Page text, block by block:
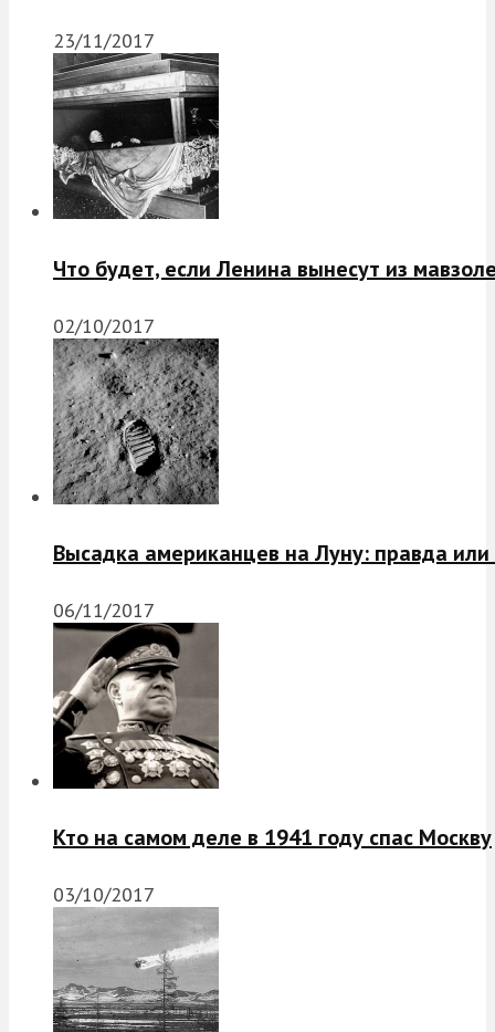
23/11/2017
Что будет, если Ленина вынесут из
02/10/2017
Высадка американцев на Луну: правда
06/11/2017
Кто на самом деле в 1941 году спас Москву
03/10/2017